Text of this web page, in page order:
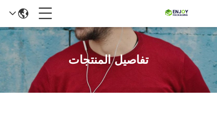
تفاصيل المنتجات